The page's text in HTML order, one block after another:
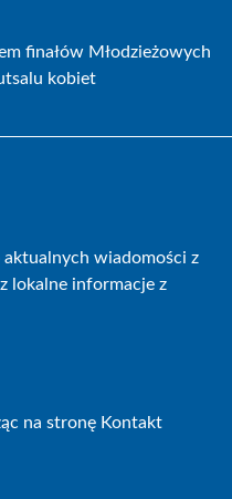
finałów Młodzieżowych
kobiet
wiadomości z
lokalne informacje z
na stronę Kontakt